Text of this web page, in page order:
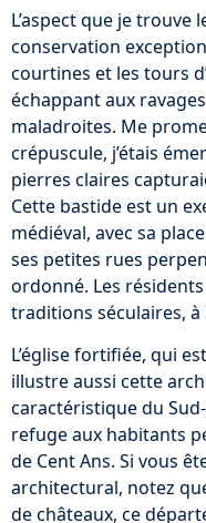
L’aspect que je trouve
conservation
courtines et les tours
échappant aux
maladroites. Me
crépuscule, j’étais
pierres claires
Cette bastide est un
médiéval, avec sa
ses petites rues
ordonné. Les
traditions séculaires, à
L’église fortifiée, qui
illustre aussi cette
caractéristique du
refuge aux habitants
de Cent Ans. Si vous
architectural, notez
de châteaux, ce